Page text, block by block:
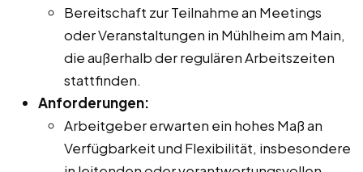
Bereitschaft zur Teilnahme an Meetings
oder Veranstaltungen in Mühlheim am Main,
die außerhalb der regulären Arbeitszeiten
stattfinden.
Anforderungen:
Arbeitgeber erwarten ein hohes Maß an
Verfügbarkeit und Flexibilität, insbesondere